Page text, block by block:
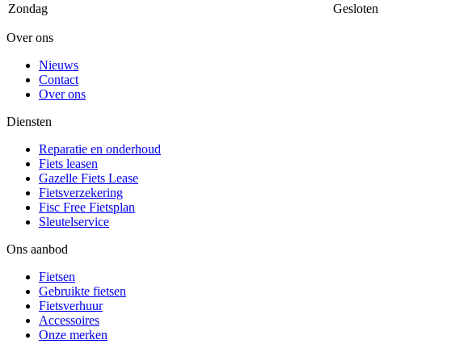
Zondag
Gesloten
Over ons
Nieuws
Contact
Over ons
Diensten
Reparatie en onderhoud
Fiets leasen
Gazelle Fiets Lease
Fietsverzekering
Fisc Free Fietsplan
Sleutelservice
Ons aanbod
Fietsen
Gebruikte fietsen
Fietsverhuur
Accessoires
Onze merken